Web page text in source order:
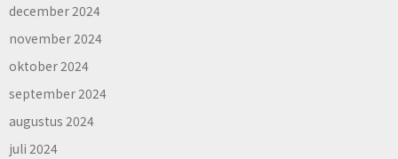
december 2024
november 2024
oktober 2024
september 2024
augustus 2024
juli 2024